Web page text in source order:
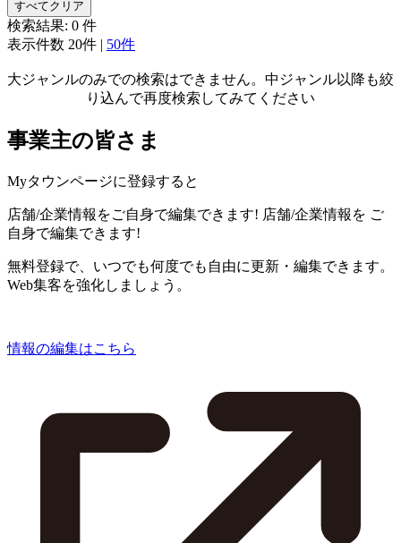
すべてクリア
検索結果: 0 件
表示件数 20件 | 50件
大ジャンルのみでの検索はできません。中ジャンル以降も絞
り込んで再度検索してみてください
事業主の皆さま
Myタウンページに登録すると
店舗/企業情報をご自身で編集できます! 店舗/企業情報を ご
自身で編集できます!
無料登録で、いつでも何度でも自由に更新・編集できます。
Web集客を強化しましょう。
情報の編集はこちら